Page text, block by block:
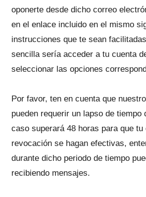
oponerte desde dicho correo
en el enlace incluido en el mismo
instrucciones que te sean
sencilla sería acceder a tu cuenta
seleccionar las opciones
Por favor, ten en cuenta que
pueden requerir un lapso de tiempo
caso superará 48 horas para que tu
revocación se hagan efectivas,
durante dicho periodo de tiempo
recibiendo mensajes.